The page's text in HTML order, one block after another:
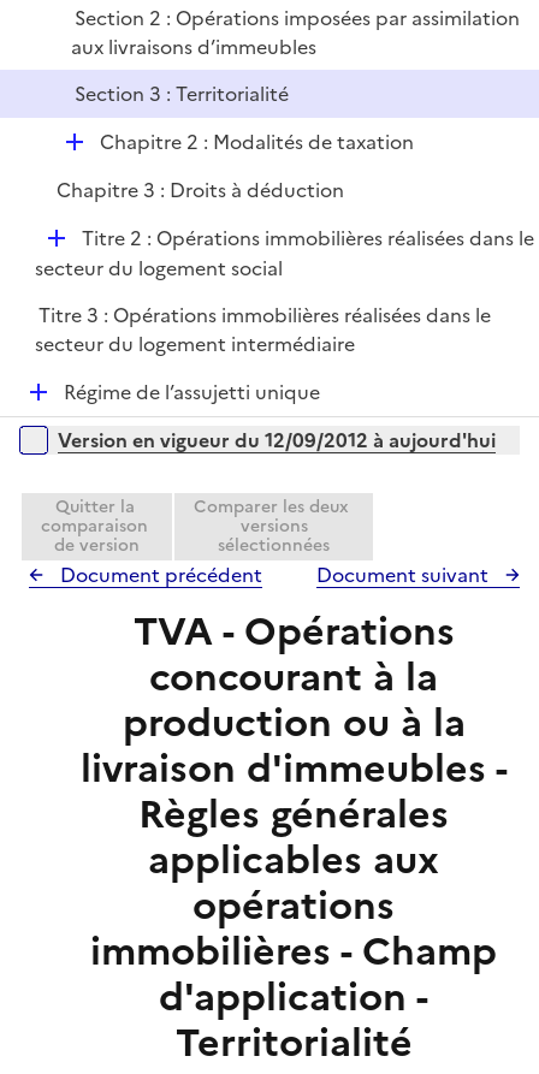
e
r
l
i
e
r
Section 2 : Opérations imposées par assimilation
aux livraisons d’immeubles
Section 3 : Territorialité
D
p
l
e
r
Chapitre 2 : Modalités de taxation
Chapitre 3 : Droits à déduction
D
é
l
i
e
r
Titre 2 : Opérations immobilières réalisées dans le
secteur du logement social
Titre 3 : Opérations immobilières réalisées dans le
secteur du logement intermédiaire
D
é
p
e
r
Régime de l’assujetti unique
Versions sur la période
Version en vigueur du 12/09/2012 à aujourd'hui
Quitter la
comparaison
de version
Comparer les deux
versions
sélectionnées
Document précédent Document suivant
TVA - Opérations
concourant à la
production ou à la
livraison d'immeubles -
Règles générales
applicables aux
opérations
immobilières - Champ
d'application -
Territorialité